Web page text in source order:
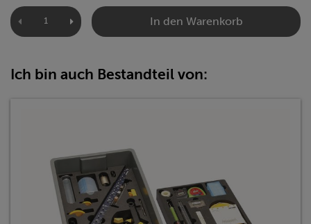
In den Warenkorb
Ich bin auch Bestandteil von: